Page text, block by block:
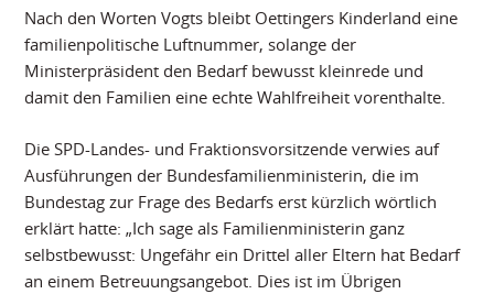
Nach den Worten Vogts bleibt Oettingers Kinderland eine
familienpolitische Luftnummer, solange der
Ministerpräsident den Bedarf bewusst kleinrede und
damit den Familien eine echte Wahlfreiheit vorenthalte.
Die SPD-Landes- und Fraktionsvorsitzende verwies auf
Ausführungen der Bundesfamilienministerin, die im
Bundestag zur Frage des Bedarfs erst kürzlich wörtlich
erklärt hatte: „Ich sage als Familienministerin ganz
selbstbewusst: Ungefähr ein Drittel aller Eltern hat Bedarf
an einem Betreuungsangebot. Dies ist im Übrigen